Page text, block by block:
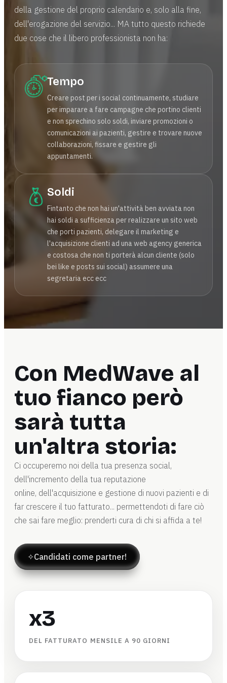
della gestione del proprio calendario e, solo alla fine,
dell'erogazione del servizio... MA tutto questo richiede
due cose che il libero professionista non ha:
Tempo
Creare post per i social continuamente, studiare
per imparare a fare campagne che portino clienti
e non sprechino solo soldi, inviare promozioni o
comunicazioni ai pazienti, gestire e trovare nuove
collaborazioni, fissare e gestire gli
appuntamenti.
Soldi
Fintanto che non hai un'attività ben avviata non
hai soldi a sufficienza per realizzare un sito web
che porti pazienti, delegare il marketing e
l'acquisizione clienti ad una web agency generica
e costosa che non ti porterà alcun cliente (solo
bei like e posts sui social) assumere una
segretaria ecc ecc
Con MedWave al
tuo fianco però
sarà tutta
un'altra storia:
Ci occuperemo noi della tua presenza social,
dell'incremento della tua reputazione
online, dell'acquisizione e gestione di nuovi pazienti e di
far crescere il tuo fatturato... permettendoti di fare ciò
che sai fare meglio: prenderti cura di chi si affida a te!
✧Candidati come partner!
x3
DEL FATTURATO MENSILE A 90 GIORNI